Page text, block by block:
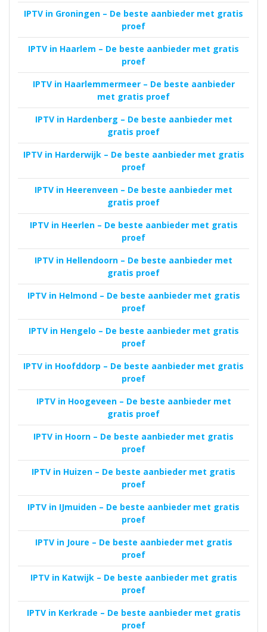
IPTV in Groningen – De beste aanbieder met gratis
proef
IPTV in Haarlem – De beste aanbieder met gratis
proef
IPTV in Haarlemmermeer – De beste aanbieder
met gratis proef
IPTV in Hardenberg – De beste aanbieder met
gratis proef
IPTV in Harderwijk – De beste aanbieder met gratis
proef
IPTV in Heerenveen – De beste aanbieder met
gratis proef
IPTV in Heerlen – De beste aanbieder met gratis
proef
IPTV in Hellendoorn – De beste aanbieder met
gratis proef
IPTV in Helmond – De beste aanbieder met gratis
proef
IPTV in Hengelo – De beste aanbieder met gratis
proef
IPTV in Hoofddorp – De beste aanbieder met gratis
proef
IPTV in Hoogeveen – De beste aanbieder met
gratis proef
IPTV in Hoorn – De beste aanbieder met gratis
proef
IPTV in Huizen – De beste aanbieder met gratis
proef
IPTV in IJmuiden – De beste aanbieder met gratis
proef
IPTV in Joure – De beste aanbieder met gratis
proef
IPTV in Katwijk – De beste aanbieder met gratis
proef
IPTV in Kerkrade – De beste aanbieder met gratis
proef